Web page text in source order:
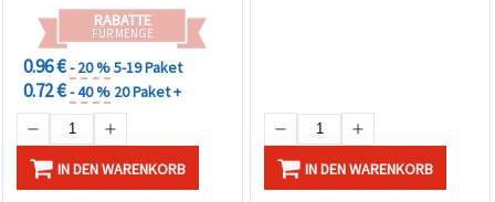
RABATTE
FÜR MENGE
0.96 €- 20 %5-19 Paket
0.72 €- 40 % 20 Paket +
IN DEN WARENKORB IN DEN WARENKORB